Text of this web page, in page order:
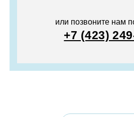
или позвоните нам
+7 (423)